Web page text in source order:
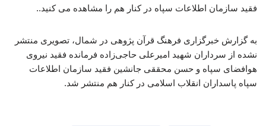
فقید سازمان اطلاعات سپاه در کنار هم را مشاهده می کنید..
به گزارش خبرگزاری فرهنگ قرآن پژوهی در شمال،‌ تصویری منتشر
نشده از سرداران شهید امیرعلی حاجی‌زاده فرمانده فقید نیروی
هوافضای سپاه و حسن محققی جانشین فقید سازمان اطلاعات
سپاه پاسداران انقلاب اسلامی در کنار هم منتشر شد.